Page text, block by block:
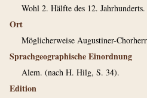
Wohl 2. Hälfte des 12. Jahrhunderts.
Ort
Möglicherweise Augustiner-
Sprachgeographische Einordnung
Alem. (nach H. Hilg, S. 34).
Edition